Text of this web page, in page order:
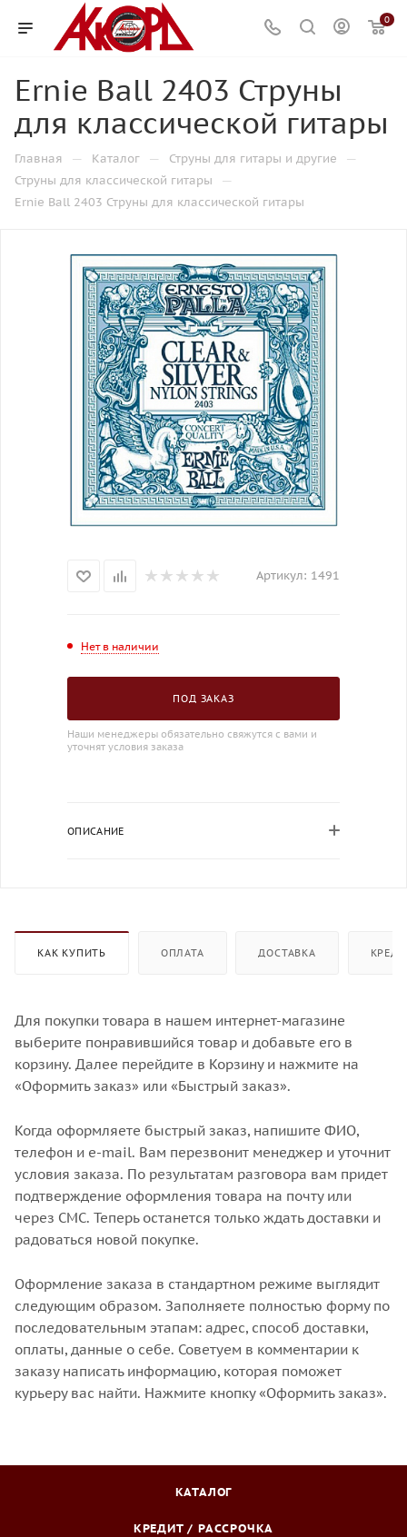
0
Ernie Ball 2403 Струны
для классической гитары
Главная — Каталог — Струны для гитары и другие —
Струны для классической гитары —
Ernie Ball 2403 Струны для классической гитары
Артикул: 1491
Нет в наличии
ПОД ЗАКАЗ
Наши менеджеры обязательно свяжутся с вами и
уточнят условия заказа
ОПИСАНИЕ
КАК КУПИТЬ ОПЛАТА ДОСТАВКА
Для покупки товара в нашем интернет-магазине
выберите понравившийся товар и добавьте его в
корзину. Далее перейдите в Корзину и нажмите на
«Оформить заказ» или «Быстрый заказ».
Когда оформляете быстрый заказ, напишите ФИО,
телефон и e-mail. Вам перезвонит менеджер и уточнит
условия заказа. По результатам разговора вам придет
подтверждение оформления товара на почту или
через СМС. Теперь останется только ждать доставки и
радоваться новой покупке.
Оформление заказа в стандартном режиме выглядит
следующим образом. Заполняете полностью форму по
последовательным этапам: адрес, способ доставки,
оплаты, данные о себе. Советуем в комментарии к
заказу написать информацию, которая поможет
курьеру вас найти. Нажмите кнопку «Оформить заказ».
КАТАЛОГ
КРЕДИТ / РАССРОЧКА